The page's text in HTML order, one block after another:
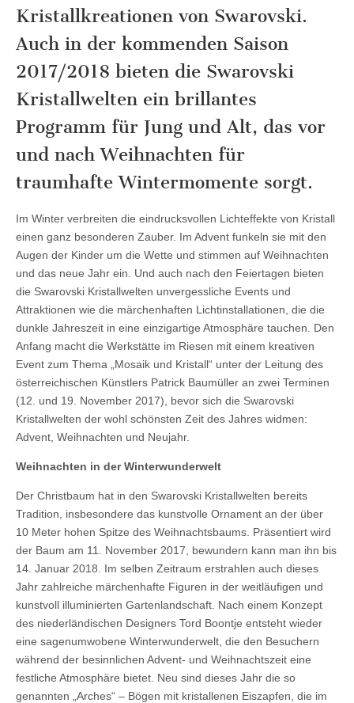
Kristallkreationen von Swarovski.
Auch in der kommenden Saison
2017/2018 bieten die Swarovski
Kristallwelten ein brillantes
Programm für Jung und Alt, das vor
und nach Weihnachten für
traumhafte Wintermomente sorgt.
Im Winter verbreiten die eindrucksvollen Lichteffekte von Kristall
einen ganz besonderen Zauber. Im Advent funkeln sie mit den
Augen der Kinder um die Wette und stimmen auf Weihnachten
und das neue Jahr ein. Und auch nach den Feiertagen bieten
die Swarovski Kristallwelten unvergessliche Events und
Attraktionen wie die märchenhaften Lichtinstallationen, die die
dunkle Jahreszeit in eine einzigartige Atmosphäre tauchen. Den
Anfang macht die Werkstätte im Riesen mit einem kreativen
Event zum Thema „Mosaik und Kristall“ unter der Leitung des
österreichischen Künstlers Patrick Baumüller an zwei Terminen
(12. und 19. November 2017), bevor sich die Swarovski
Kristallwelten der wohl schönsten Zeit des Jahres widmen:
Advent, Weihnachten und Neujahr.
Weihnachten in der Winterwunderwelt
Der Christbaum hat in den Swarovski Kristallwelten bereits
Tradition, insbesondere das kunstvolle Ornament an der über
10 Meter hohen Spitze des Weihnachtsbaums. Präsentiert wird
der Baum am 11. November 2017, bewundern kann man ihn bis
14. Januar 2018. Im selben Zeitraum erstrahlen auch dieses
Jahr zahlreiche märchenhafte Figuren in der weitläufigen und
kunstvoll illuminierten Gartenlandschaft. Nach einem Konzept
des niederländischen Designers Tord Boontje entsteht wieder
eine sagenumwobene Winterwunderwelt, die den Besuchern
während der besinnlichen Advent- und Weihnachtszeit eine
festliche Atmosphäre bietet. Neu sind dieses Jahr die so
genannten „Arches“ – Bögen mit kristallenen Eiszapfen, die im